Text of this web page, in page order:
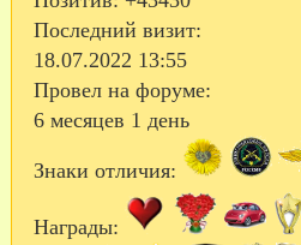
Последний визит:
18.07.2022 13:55
Провел на форуме:
6 месяцев 1 день
Знаки отличия:
Награды: